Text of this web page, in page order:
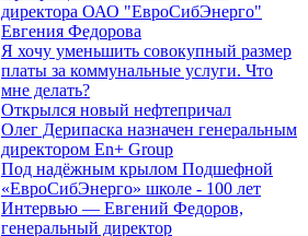
директора ОАО "ЕвроСибЭнерго"
Евгения Федорова
Я хочу уменьшить совокупный размер
платы за коммунальные услуги. Что
мне делать?
Открылся новый нефтепричал
Олег Дерипаска назначен генеральным
директором En+ Group
Под надёжным крылом Подшефной
«ЕвроСибЭнерго» школе - 100 лет
Интервью — Евгений Федоров,
генеральный директор